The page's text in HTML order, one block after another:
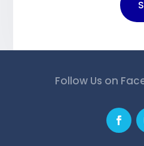
Follow Us on